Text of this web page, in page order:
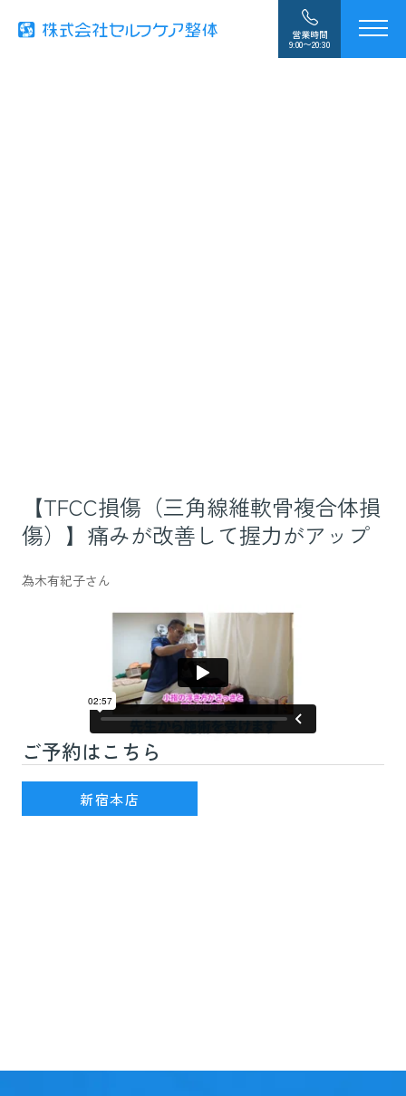
営業時間
9:00〜20:30
【TFCC損傷（三角線維軟骨複合体損
傷）】痛みが改善して握力がアップ
為木有紀子さん
ご予約はこちら
新宿本店